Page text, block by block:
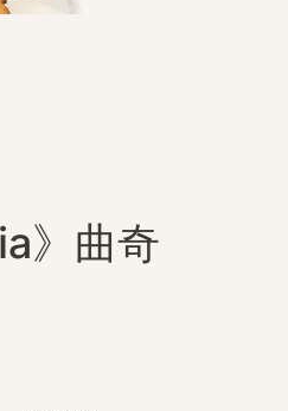
》曲奇